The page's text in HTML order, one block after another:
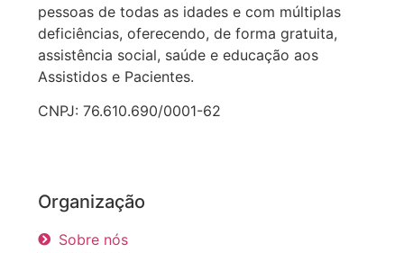
pessoas de todas as idades e com múltiplas
deficiências, oferecendo, de forma gratuita,
assistência social, saúde e educação aos
Assistidos e Pacientes.
CNPJ: 76.610.690/0001-62
Organização
Sobre nós